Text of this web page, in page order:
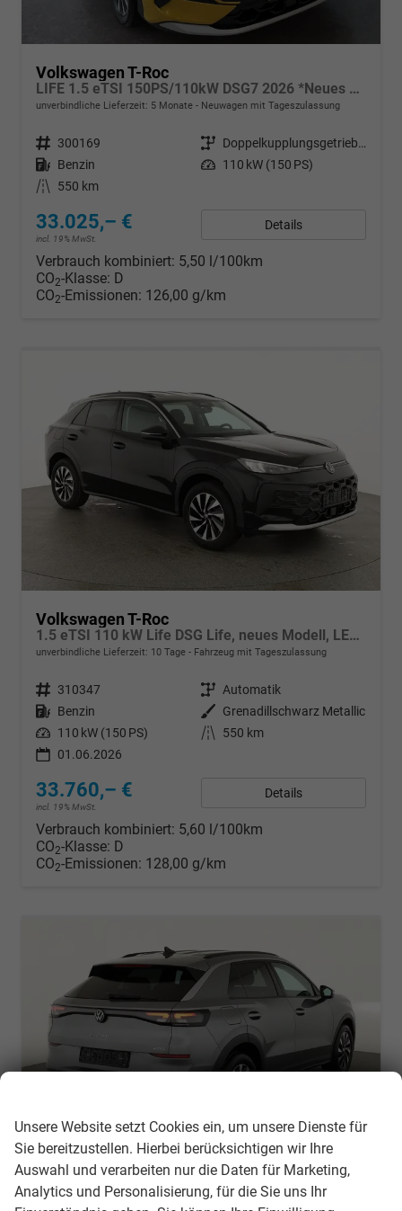
Volkswagen T-Roc
LIFE 1.5 eTSI 150PS/110kW DSG7 2026 *Neues Modell*
unverbindliche Lieferzeit: 5 Monate Neuwagen mit Tageszulassung
Fahrzeugnr. 300169 Getriebe
Doppelkupplungsgetriebe (DSG)
Kraftstoff Benzin Leistung 110 kW (150 PS)
Kilometerstand
550 km
33.025,– €
incl. 19% MwSt.
Details
Verbrauch kombiniert: 5,50 l/100km
CO2-Klasse: D
CO2-Emissionen: 126,00 g/km
Volkswagen T-Roc
1.5 eTSI 110 kW Life DSG Life, neues Modell, LED, Kamera, Side, Winter, 17-Zoll
unverbindliche Lieferzeit: 10 Tage Fahrzeug mit Tageszulassung
Fahrzeugnr. 310347 Getriebe Automatik
Kraftstoff Benzin Außenfarbe
Grenadillschwarz Metallic
Leistung 110 kW (150 PS) Kilometerstand
550 km
01.06.2026
33.760,– €
incl. 19% MwSt.
Details
Verbrauch kombiniert: 5,60 l/100km
CO2-Klasse: D
CO2-Emissionen: 128,00 g/km
Volkswagen T-Roc
Unsere Website setzt Cookies ein, um unsere Dienste für
Sie bereitzustellen. Hierbei berücksichtigen wir Ihre
Auswahl und verarbeiten nur die Daten für Marketing,
Analytics und Personalisierung, für die Sie uns Ihr